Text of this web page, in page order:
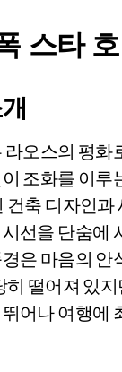
스타
라오스의 평화
조화를 이루
건축 디자인과
선을 단숨에
은 마음의 안
떨어져 있지
어나 여행에